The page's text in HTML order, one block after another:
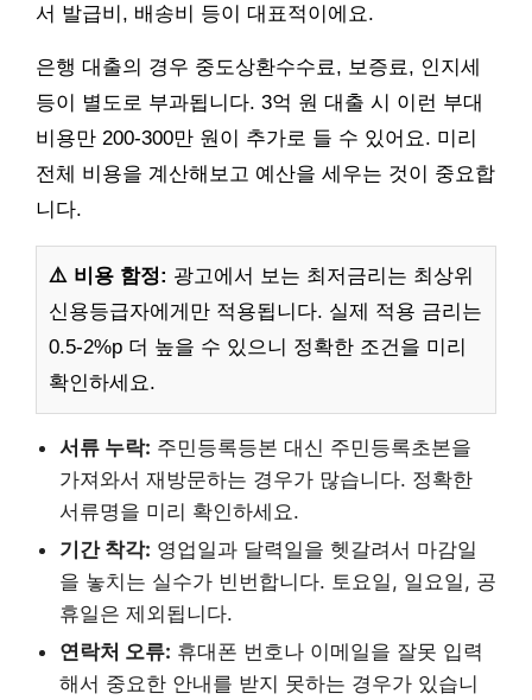
서 발급비, 배송비 등이 대표적이에요.
은행 대출의 경우 중도상환수수료, 보증료, 인지세
등이 별도로 부과됩니다. 3억 원 대출 시 이런 부대
비용만 200-300만 원이 추가로 들 수 있어요. 미리
전체 비용을 계산해보고 예산을 세우는 것이 중요합
니다.
⚠️ 비용 함정: 광고에서 보는 최저금리는 최상위
신용등급자에게만 적용됩니다. 실제 적용 금리는
0.5-2%p 더 높을 수 있으니 정확한 조건을 미리
확인하세요.
서류 누락: 주민등록등본 대신 주민등록초본을
가져와서 재방문하는 경우가 많습니다. 정확한
서류명을 미리 확인하세요.
기간 착각: 영업일과 달력일을 헷갈려서 마감일
을 놓치는 실수가 빈번합니다. 토요일, 일요일, 공
휴일은 제외됩니다.
연락처 오류: 휴대폰 번호나 이메일을 잘못 입력
해서 중요한 안내를 받지 못하는 경우가 있습니